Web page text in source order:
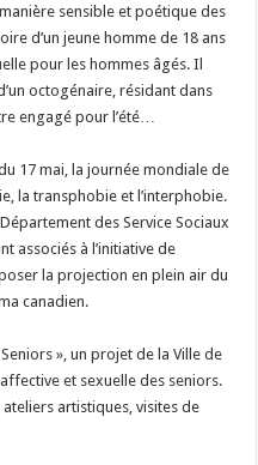
sensible et poétique des
d’un jeune homme de 18 ans
pour les hommes âgés. Il
octogénaire, résidant dans
engagé pour l’été…
17 mai, la journée mondiale de
la transphobie et l’interphobie.
des Service Sociaux
associés à l’initiative de
la projection en plein air du
canadien.
Seniors », un projet de la Ville de
et sexuelle des seniors.
artistiques, visites de